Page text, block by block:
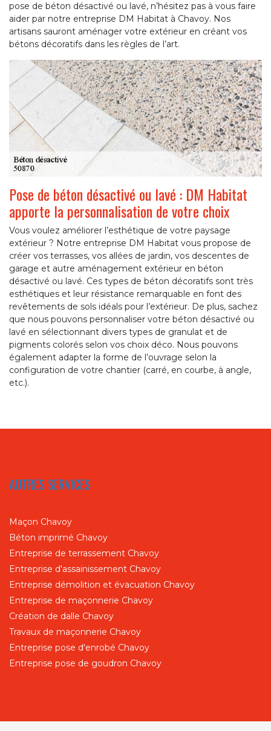
pose de béton désactivé ou lavé, n’hésitez pas à vous faire
aider par notre entreprise DM Habitat à Chavoy. Nos
artisans sauront aménager votre extérieur en créant vos
bétons décoratifs dans les règles de l’art.
Pose de béton désactivé ou lavé : DM Habitat
apporte la personnalisation de votre choix
Vous voulez améliorer l’esthétique de votre paysage
extérieur ? Notre entreprise DM Habitat vous propose de
créer vos terrasses, vos allées de jardin, vos descentes de
garage et autre aménagement extérieur en béton
désactivé ou lavé. Ces types de béton décoratifs sont très
esthétiques et leur résistance remarquable en font des
revêtements de sols idéals pour l’extérieur. De plus, sachez
que nous pouvons personnaliser votre béton désactivé ou
lavé en sélectionnant divers types de granulat et de
pigments colorés selon vos choix déco. Nous pouvons
également adapter la forme de l’ouvrage selon la
configuration de votre chantier (carré, en courbe, à angle,
etc.).
AUTRES SERVICES
Maçon Chavoy
Béton imprimé Chavoy
Entreprise de terrassement Chavoy
Entreprise d'assainissement Chavoy
Entreprise démolition et évacuation Chavoy
Entreprise de maçonnerie Chavoy
Création de dalle Chavoy
Travaux de maçonnerie Chavoy
Entreprise pose d'enrobé Chavoy
Entreprise pose de goudron Chavoy